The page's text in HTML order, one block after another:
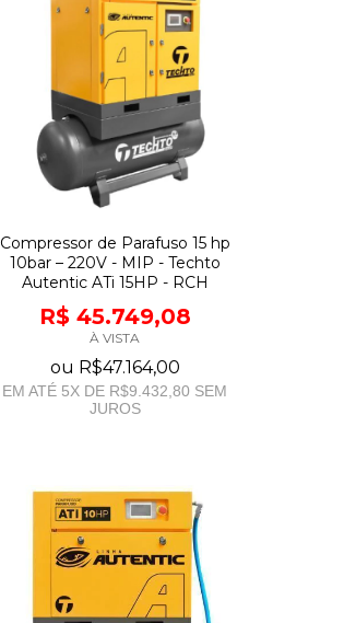
Compressor de Parafuso 15 hp
10bar – 220V - MIP - Techto
Autentic ATi 15HP - RCH
R$ 45.749,08
À VISTA
ou R$47.164,00
EM ATÉ 5X DE R$9.432,80 SEM
JUROS